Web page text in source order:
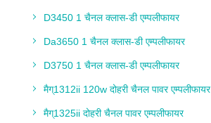
D3450 1 चैनल क्लास-डी एम्पलीफायर
Da3650 1 चैनल क्लास-डी एम्पलीफायर
D3750 1 चैनल क्लास-डी एम्पलीफायर
मैग्1312ii 120w दोहरी चैनल पावर एम्पलीफायर
मैग्1325ii दोहरी चैनल पावर एम्पलीफायर